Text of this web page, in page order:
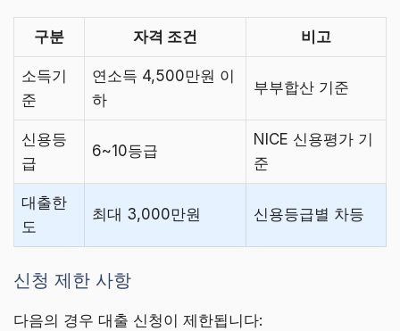
구분 자격 조건 비고
소득기
준
연소득 4,500만원 이
하
부부합산 기준
신용등
급
6~10등급
NICE 신용평가 기
준
대출한
도
최대 3,000만원 신용등급별 차등
신청 제한 사항
다음의 경우 대출 신청이 제한됩니다: